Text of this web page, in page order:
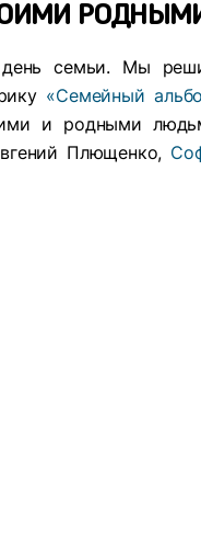
семьи. Мы
«Семейный
и родными
Плющенко,